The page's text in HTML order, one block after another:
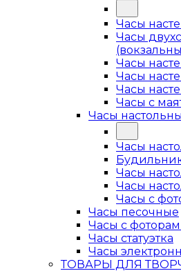
Часы
Часы
Часы
Часы
Часы
Часы с
Часы
Часы
Часы
Часы
Часы с
Часы песочные
Часы с
Часы статуэтка
Часы
ТОВАРЫ ДЛЯ